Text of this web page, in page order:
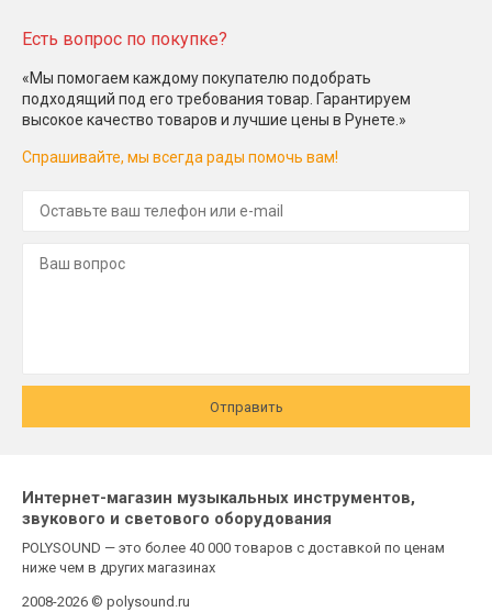
Есть вопрос по покупке?
«Мы помогаем каждому покупателю подобрать
подходящий под его требования товар. Гарантируем
высокое качество товаров и лучшие цены в Рунете.»
Спрашивайте, мы всегда рады помочь вам!
Отправить
Интернет-магазин музыкальных инструментов,
звукового и светового оборудования
POLYSOUND — это более 40 000 товаров с доставкой по ценам
ниже чем в других магазинах
2008-2026 © polysound.ru